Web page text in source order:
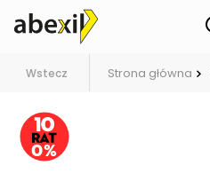
Wstecz Strona główna